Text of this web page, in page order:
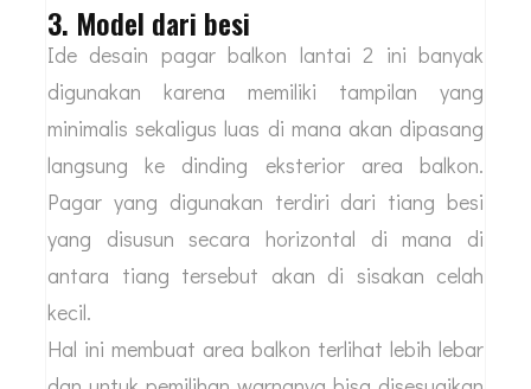
3. Model dari besi
Ide desain pagar balkon lantai 2 ini banyak
digunakan karena memiliki tampilan yang
minimalis sekaligus luas di mana akan dipasang
langsung ke dinding eksterior area balkon.
Pagar yang digunakan terdiri dari tiang besi
yang disusun secara horizontal di mana di
antara tiang tersebut akan di sisakan celah
kecil.
Hal ini membuat area balkon terlihat lebih lebar